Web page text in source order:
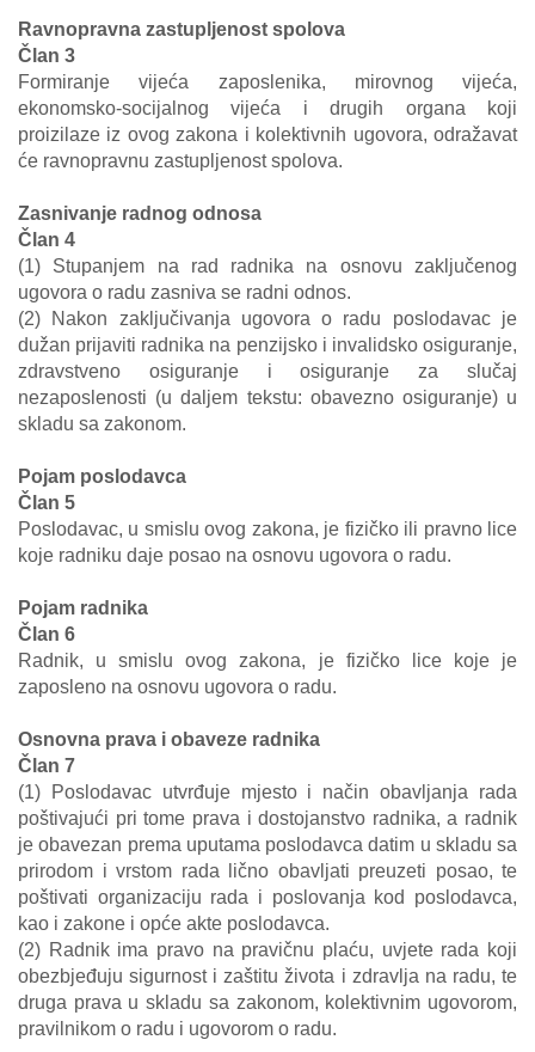
Ravnopravna zastupljenost spolova
Član 3
Formiranje vijeća zaposlenika, mirovnog vijeća,
ekonomsko-socijalnog vijeća i drugih organa koji
proizilaze iz ovog zakona i kolektivnih ugovora, odražavat
će ravnopravnu zastupljenost spolova.
Zasnivanje radnog odnosa
Član 4
(1) Stupanjem na rad radnika na osnovu zaključenog
ugovora o radu zasniva se radni odnos.
(2) Nakon zaključivanja ugovora o radu poslodavac je
dužan prijaviti radnika na penzijsko i invalidsko osiguranje,
zdravstveno osiguranje i osiguranje za slučaj
nezaposlenosti (u daljem tekstu: obavezno osiguranje) u
skladu sa zakonom.
Pojam poslodavca
Član 5
Poslodavac, u smislu ovog zakona, je fizičko ili pravno lice
koje radniku daje posao na osnovu ugovora o radu.
Pojam radnika
Član 6
Radnik, u smislu ovog zakona, je fizičko lice koje je
zaposleno na osnovu ugovora o radu.
Osnovna prava i obaveze radnika
Član 7
(1) Poslodavac utvrđuje mjesto i način obavljanja rada
poštivajući pri tome prava i dostojanstvo radnika, a radnik
je obavezan prema uputama poslodavca datim u skladu sa
prirodom i vrstom rada lično obavljati preuzeti posao, te
poštivati organizaciju rada i poslovanja kod poslodavca,
kao i zakone i opće akte poslodavca.
(2) Radnik ima pravo na pravičnu plaću, uvjete rada koji
obezbjeđuju sigurnost i zaštitu života i zdravlja na radu, te
druga prava u skladu sa zakonom, kolektivnim ugovorom,
pravilnikom o radu i ugovorom o radu.